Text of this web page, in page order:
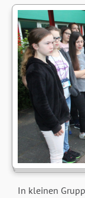
In kleinen